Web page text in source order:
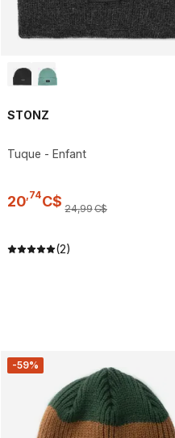
STONZ
Tuque - Enfant
20,74C$ 24,99C$
(2)
-59%